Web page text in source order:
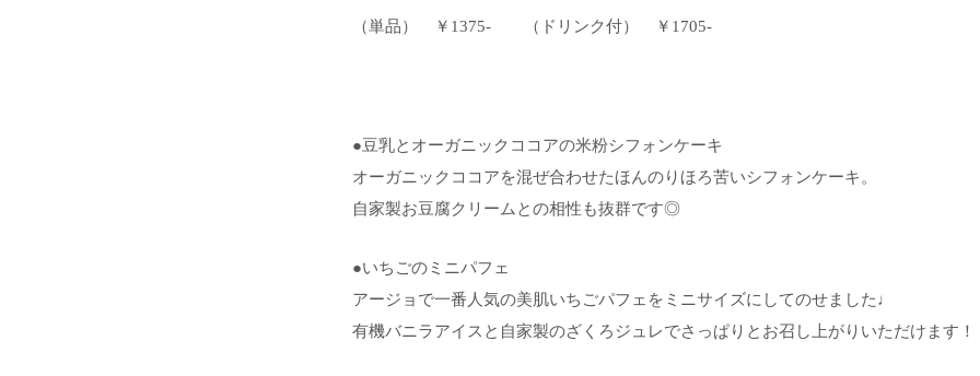
（単品） ￥1375- （ドリンク付） ￥1705-
●豆乳とオーガニックココアの米粉シフォンケーキ
オーガニックココアを混ぜ合わせたほんのりほろ苦いシフォンケーキ。
自家製お豆腐クリームとの相性も抜群です◎
●いちごのミニパフェ
アージョで一番人気の美肌いちごパフェをミニサイズにしてのせました♩
有機バニラアイスと自家製のざくろジュレでさっぱりとお召し上がりいただけます！